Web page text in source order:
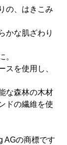
の、はきこみ
かな肌ざわり
。
スを使用し、
な森林の木材
ドの繊維を使
の商標です